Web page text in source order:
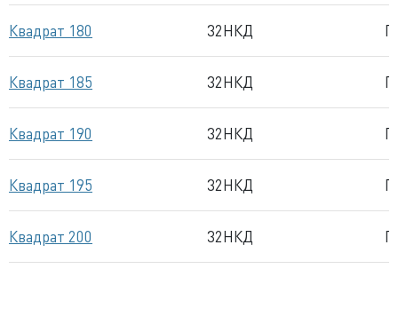
Квадрат 180 32НКД
Квадрат 185 32НКД
Квадрат 190 32НКД
Квадрат 195 32НКД
Квадрат 200 32НКД